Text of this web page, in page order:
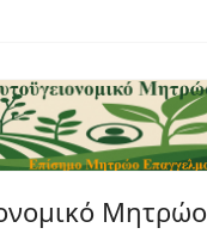
Μητρώο